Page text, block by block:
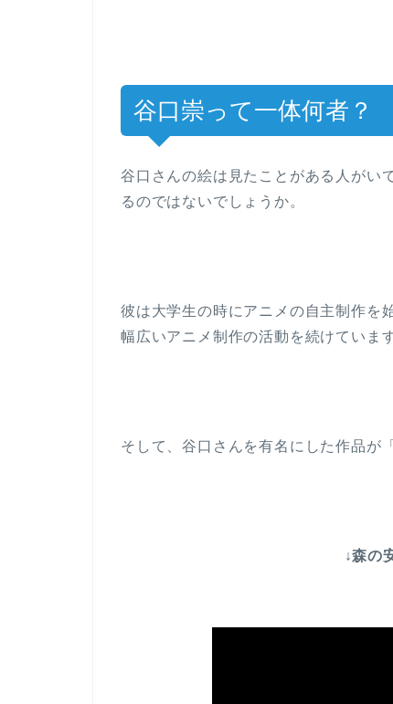
谷口崇って一体何者？
谷口さんの絵は見たことがある人がい
るのではないでしょうか。
彼は大学生の時にアニメの自主制作を
幅広いアニメ制作の活動を続けています
そして、谷口さんを有名にした作品が
↓森の